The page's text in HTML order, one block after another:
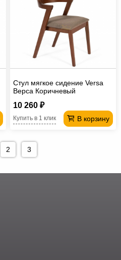
Стул мягкое сидение Versa
Верса Коричневый
10 260 ₽
В корзину
Купить в 1 клик
2 3